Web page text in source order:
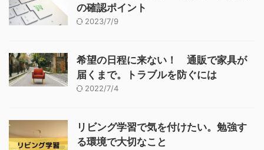
の確認ポイント
2023/7/9
希望の日程に来ない！ 通販で家具が
届くまで。トラブルを防ぐには
2022/7/4
リビング学習で気を付けたい。勉強す
る環境で大切なこと